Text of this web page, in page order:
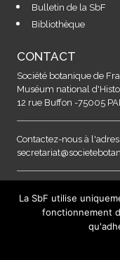
Bulletin de la SbF
Bibliothèque
CONTACT
Société botanique de
Muséum national
12 rue Buffon -75005
Contactez-nous à
La SbF utilise
fonctionnement